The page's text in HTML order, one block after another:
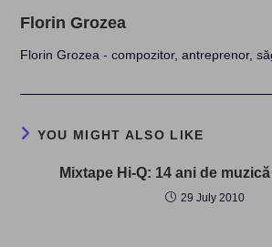
Florin Grozea
Florin Grozea - compozitor, antreprenor,
YOU MIGHT ALSO LIKE
Mixtape Hi-Q: 14 ani de
29 July 2010